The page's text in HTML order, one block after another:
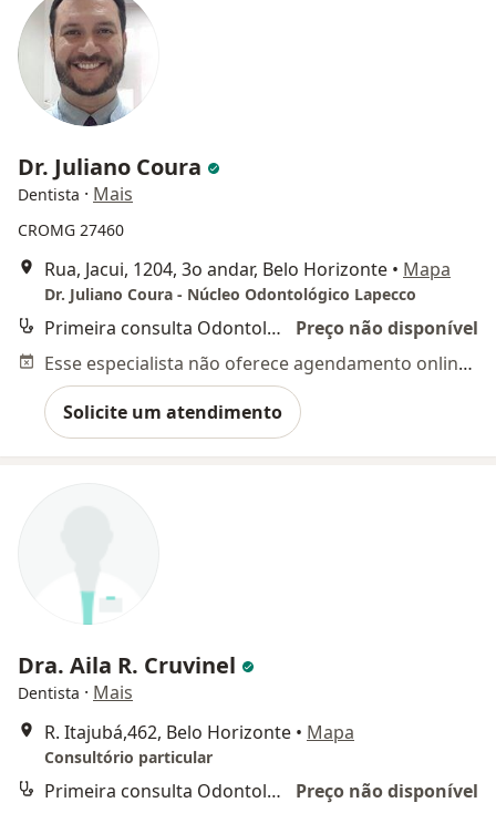
Dr. Juliano Coura
Dentista · Mais
CROMG 27460
Rua, Jacui, 1204, 3o andar, Belo Horizonte • Mapa
Dr. Juliano Coura - Núcleo Odontológico Lapecco
Primeira consulta Odontológica
Preço não disponível
Esse especialista não oferece agendamento online para esse endereço.
Solicite um atendimento
Dra. Aila R. Cruvinel
Dentista · Mais
R. Itajubá,462, Belo Horizonte • Mapa
Consultório particular
Primeira consulta Odontológica
Preço não disponível